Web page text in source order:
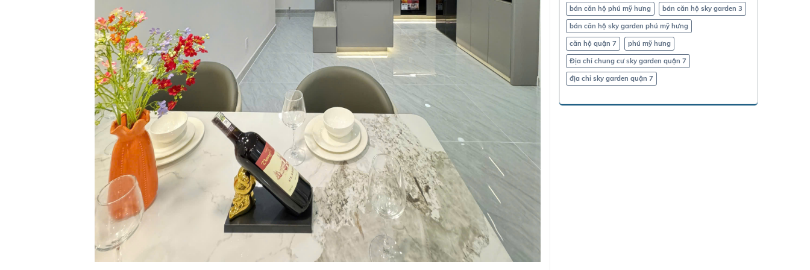
bán căn hộ phú mỹ hưng bán căn hộ sky garden 3
bán căn hộ sky garden phú mỹ hưng
căn hộ quận 7 phú mỹ hưng
Địa chỉ chung cư sky garden quận 7
địa chỉ sky garden quận 7